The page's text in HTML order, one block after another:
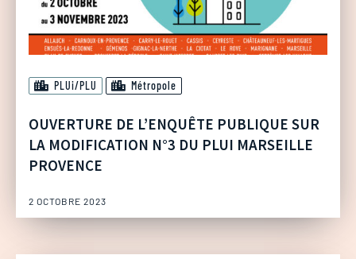
PLUi/PLU Métropole
OUVERTURE DE L’ENQUÊTE PUBLIQUE SUR
LA MODIFICATION N°3 DU PLUI MARSEILLE
PROVENCE
2 OCTOBRE 2023